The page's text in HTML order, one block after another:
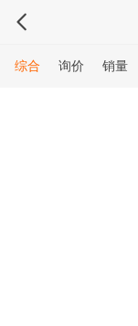
综合 询价 销量